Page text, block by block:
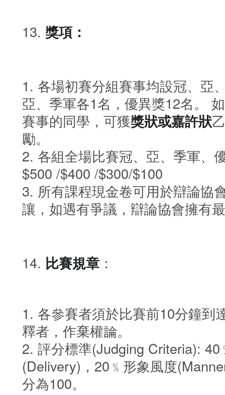
獎項：
各場初賽分組賽事均設冠、亞
亞、季軍各1名，優異獎12名。
賽事的同學，可獲獎狀或嘉許狀
勵。
各組全場比賽冠、亞、季軍、
$500 /$400 /$300/$100
所有課程現金卷可用於辯論協
讓，如遇有爭議，辯論協會擁有
比賽規章 ：
各參賽者須於比賽前10分鐘到
釋者，作棄權論。
評分標準(Judging Criteria):
(Delivery)，20﹪形象風度
分為100。